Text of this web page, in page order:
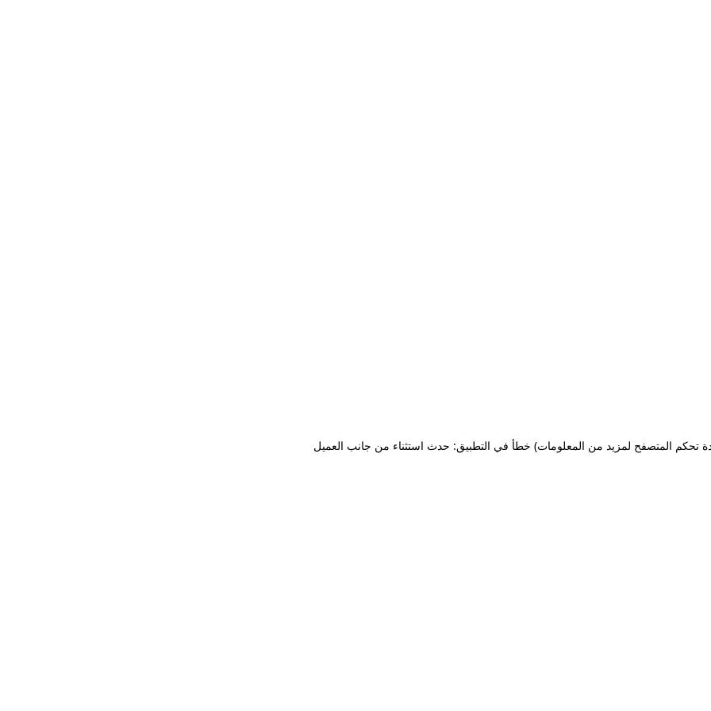
خطأ في التطبيق: حدث استثناء من جانب العميل تحكم المتصفح لمزيد من المعلومات)